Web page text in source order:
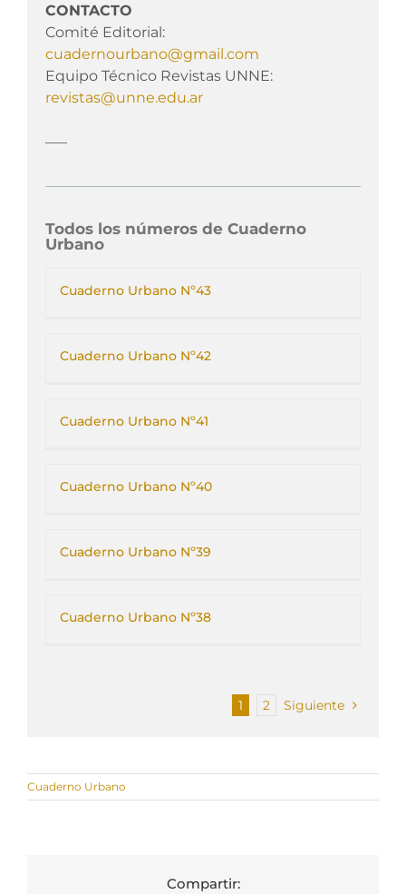
CONTACTO
Comité Editorial:
cuadernourbano@gmail.com
Equipo Técnico Revistas UNNE:
revistas@unne.edu.ar
Todos los números de Cuaderno
Urbano
Cuaderno Urbano Nº43
Cuaderno Urbano Nº42
Cuaderno Urbano Nº41
Cuaderno Urbano Nº40
Cuaderno Urbano Nº39
Cuaderno Urbano Nº38
1 2 Siguiente
Cuaderno Urbano
Compartir: